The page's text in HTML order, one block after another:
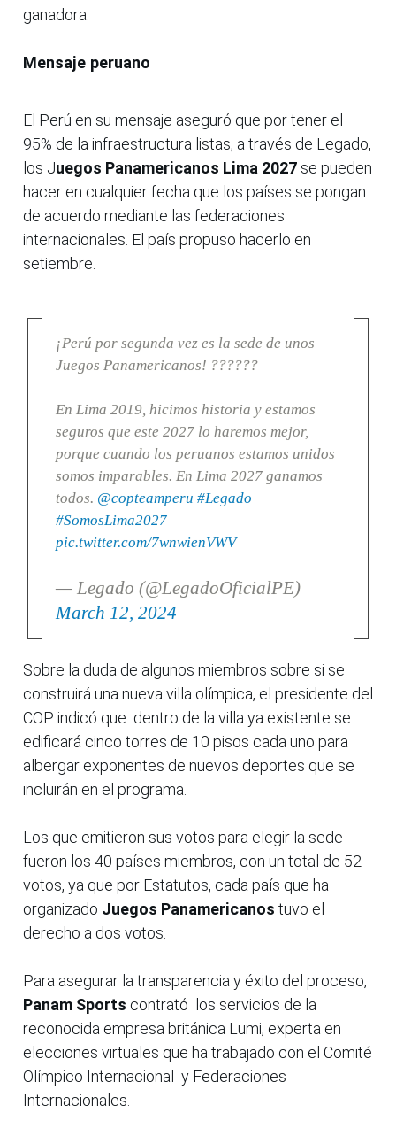
ganadora.
Mensaje peruano
El Perú en su mensaje aseguró que por tener el
95% de la infraestructura listas, a través de Legado,
los Juegos Panamericanos Lima 2027 se pueden
hacer en cualquier fecha que los países se pongan
de acuerdo mediante las federaciones
internacionales. El país propuso hacerlo en
setiembre.
¡Perú por segunda vez es la sede de unos
Juegos Panamericanos! ??????
En Lima 2019, hicimos historia y estamos
seguros que este 2027 lo haremos mejor,
porque cuando los peruanos estamos unidos
somos imparables. En Lima 2027 ganamos
todos. @copteamperu #Legado
#SomosLima2027
pic.twitter.com/7wnwienVWV
— Legado (@LegadoOficialPE)
March 12, 2024
Sobre la duda de algunos miembros sobre si se
construirá una nueva villa olímpica, el presidente del
COP indicó que dentro de la villa ya existente se
edificará cinco torres de 10 pisos cada uno para
albergar exponentes de nuevos deportes que se
incluirán en el programa.
Los que emitieron sus votos para elegir la sede
fueron los 40 países miembros, con un total de 52
votos, ya que por Estatutos, cada país que ha
organizado Juegos Panamericanos tuvo el
derecho a dos votos.
Para asegurar la transparencia y éxito del proceso,
Panam Sports contrató los servicios de la
reconocida empresa británica Lumi, experta en
elecciones virtuales que ha trabajado con el Comité
Olímpico Internacional y Federaciones
Internacionales.